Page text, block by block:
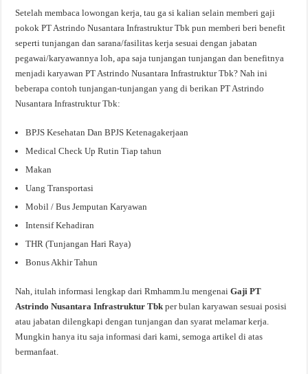
Setelah membaca lowongan kerja, tau ga si kalian selain memberi gaji
pokok PT Astrindo Nusantara Infrastruktur Tbk pun memberi beri benefit
seperti tunjangan dan sarana/fasilitas kerja sesuai dengan jabatan
pegawai/karyawannya loh, apa saja tunjangan tunjangan dan benefitnya
menjadi karyawan PT Astrindo Nusantara Infrastruktur Tbk? Nah ini
beberapa contoh tunjangan-tunjangan yang di berikan PT Astrindo
Nusantara Infrastruktur Tbk:
BPJS Kesehatan Dan BPJS Ketenagakerjaan
Medical Check Up Rutin Tiap tahun
Makan
Uang Transportasi
Mobil / Bus Jemputan Karyawan
Intensif Kehadiran
THR (Tunjangan Hari Raya)
Bonus Akhir Tahun
Nah, itulah informasi lengkap dari Rmhamm.lu mengenaiGaji PT
Astrindo Nusantara Infrastruktur Tbk per bulan karyawan sesuai posisi
atau jabatan dilengkapi dengan tunjangan dan syarat melamar kerja.
Mungkin hanya itu saja informasi dari kami, semoga artikel di atas
bermanfaat.